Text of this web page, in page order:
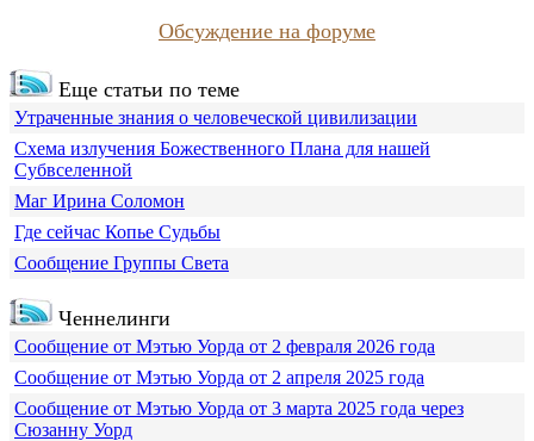
Обсуждение на форуме
Еще статьи по теме
Утраченные знания о человеческой цивилизации
Схема излучения Божественного Плана для нашей
Субвселенной
Маг Ирина Соломон
Где сейчас Копье Судьбы
Сообщение Группы Света
Ченнелинги
Сообщение от Мэтью Уорда от 2 февраля 2026 года
Сообщение от Мэтью Уорда от 2 апреля 2025 года
Сообщение от Мэтью Уорда от 3 марта 2025 года через
Сюзанну Уорд